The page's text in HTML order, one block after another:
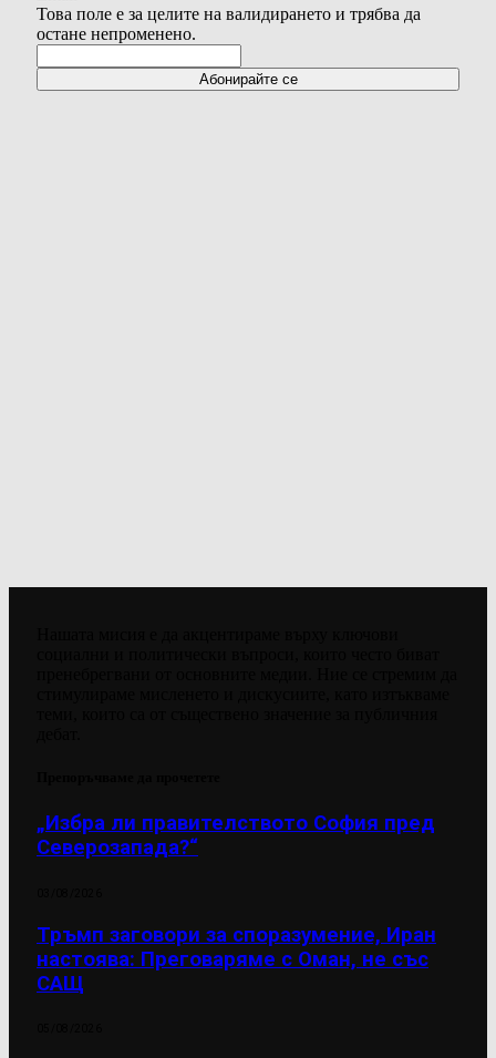
Това поле е за целите на валидирането и трябва да
остане непроменено.
„Избра ли правителството София пред
Северозапада?“
Тръмп заговори за споразумение, Иран
настоява: Преговаряме с Оман, не със
САЩ